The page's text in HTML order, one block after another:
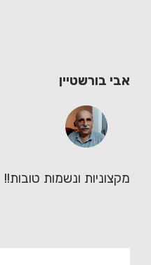
אבי בורשטיין
מקצוניות ונשמות טובות!!